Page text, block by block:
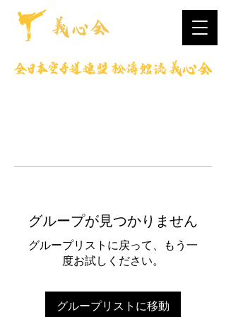
グループが見つかりません
グループリストに戻って、もう一
度お試しください。
グループリストに移動